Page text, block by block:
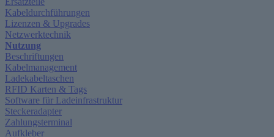
Kabeldurchführungen
Lizenzen & Upgrades
Netzwerktechnik
Nutzung
Beschriftungen
Kabelmanagement
Ladekabeltaschen
RFID Karten & Tags
Software für Ladeinfrastruktur
Steckeradapter
Zahlungsterminal
Aufkleber